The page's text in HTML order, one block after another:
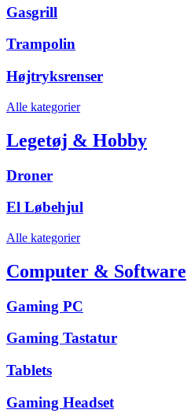
Gasgrill
Trampolin
Højtryksrenser
Alle kategorier
Legetøj & Hobby
Droner
El Løbehjul
Alle kategorier
Computer & Software
Gaming PC
Gaming Tastatur
Tablets
Gaming Headset